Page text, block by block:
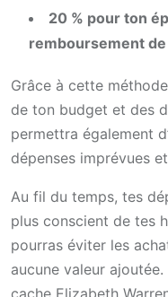
20 % pour ton
remboursement
Grâce à cette
de ton budget et des
permettra également
dépenses imprévues
Au fil du temps, tes
plus conscient de tes
pourras éviter les
aucune valeur
cache Elizabeth